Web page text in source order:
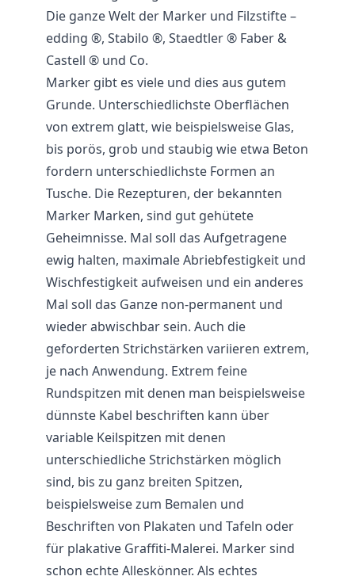
Die ganze Welt der Marker und Filzstifte –
edding ®, Stabilo ®, Staedtler ® Faber &
Castell ® und Co.
Marker gibt es viele und dies aus gutem
Grunde. Unterschiedlichste Oberflächen
von extrem glatt, wie beispielsweise Glas,
bis porös, grob und staubig wie etwa Beton
fordern unterschiedlichste Formen an
Tusche. Die Rezepturen, der bekannten
Marker Marken, sind gut gehütete
Geheimnisse. Mal soll das Aufgetragene
ewig halten, maximale Abriebfestigkeit und
Wischfestigkeit aufweisen und ein anderes
Mal soll das Ganze non-permanent und
wieder abwischbar sein. Auch die
geforderten Strichstärken variieren extrem,
je nach Anwendung. Extrem feine
Rundspitzen mit denen man beispielsweise
dünnste Kabel beschriften kann über
variable Keilspitzen mit denen
unterschiedliche Strichstärken möglich
sind, bis zu ganz breiten Spitzen,
beispielsweise zum Bemalen und
Beschriften von Plakaten und Tafeln oder
für plakative Graffiti-Malerei. Marker sind
schon echte Alleskönner. Als echtes